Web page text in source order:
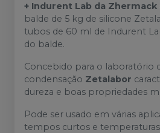
+ Indurent Lab da Zhermack
balde de 5 kg de silicone
tubos de 60 ml de Indurent
do balde.
Concebido para o laboratório
condensação Zetalabor
dureza e boas propriedades
Pode ser usado em várias
tempos curtos e